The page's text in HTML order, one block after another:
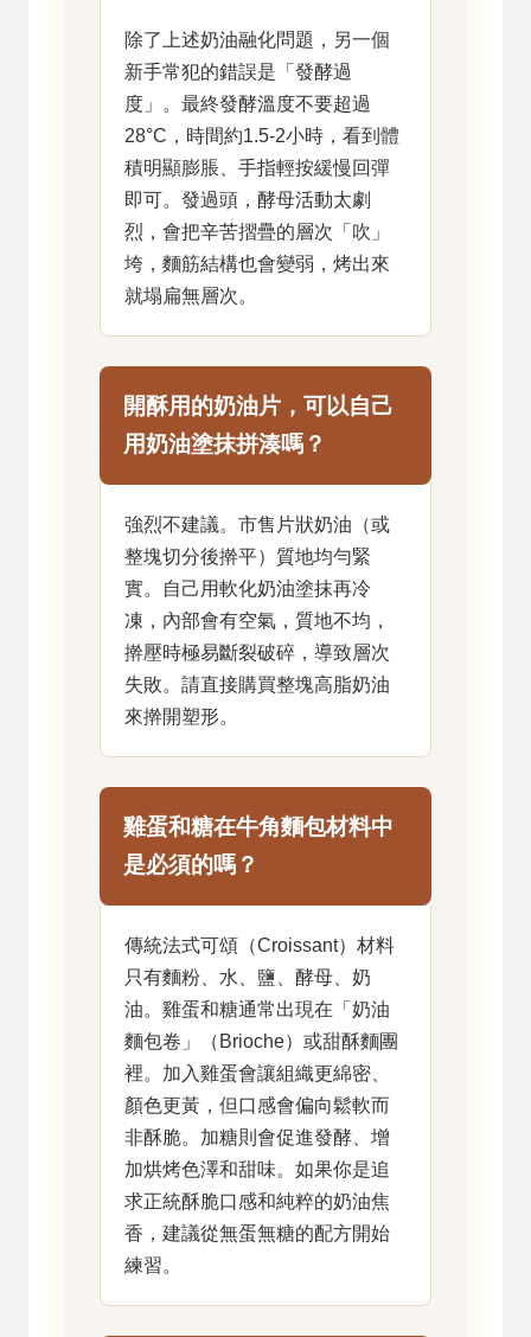
除了上述奶油融化問題，另一個
新手常犯的錯誤是「發酵過
度」。最終發酵溫度不要超過
28°C，時間約1.5-2小時，看到體
積明顯膨脹、手指輕按緩慢回彈
即可。發過頭，酵母活動太劇
烈，會把辛苦摺疊的層次「吹」
垮，麵筋結構也會變弱，烤出來
就塌扁無層次。
開酥用的奶油片，可以自己
用奶油塗抹拼湊嗎？
強烈不建議。市售片狀奶油（或
整塊切分後擀平）質地均勻緊
實。自己用軟化奶油塗抹再冷
凍，內部會有空氣，質地不均，
擀壓時極易斷裂破碎，導致層次
失敗。請直接購買整塊高脂奶油
來擀開塑形。
雞蛋和糖在牛角麵包材料中
是必須的嗎？
傳統法式可頌（Croissant）材料
只有麵粉、水、鹽、酵母、奶
油。雞蛋和糖通常出現在「奶油
麵包卷」（Brioche）或甜酥麵團
裡。加入雞蛋會讓組織更綿密、
顏色更黃，但口感會偏向鬆軟而
非酥脆。加糖則會促進發酵、增
加烘烤色澤和甜味。如果你是追
求正統酥脆口感和純粹的奶油焦
香，建議從無蛋無糖的配方開始
練習。